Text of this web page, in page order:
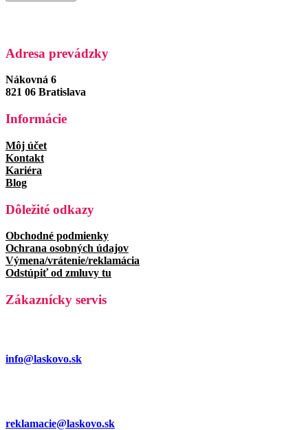
Adresa prevádzky
Nákovná 6
821 06 Bratislava
Informácie
Môj účet
Kontakt
Kariéra
Blog
Dôležité odkazy
Obchodné podmienky
Ochrana osobných údajov
Výmena/vrátenie/reklamácia
Odstúpiť od zmluvy tu
Zákaznícky servis
info@laskovo.sk
reklamacie@laskovo.sk